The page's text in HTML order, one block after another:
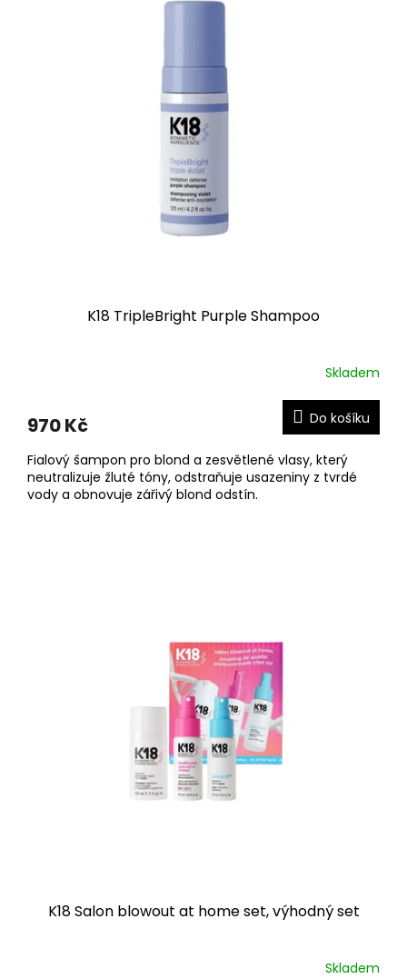
K18 TripleBright Purple Shampoo
Skladem
970 Kč Do košíku
Fialový šampon pro blond a zesvětlené vlasy, který
neutralizuje žluté tóny, odstraňuje usazeniny z tvrdé
vody a obnovuje zářivý blond odstín.
K18 Salon blowout at home set, výhodný set
Skladem